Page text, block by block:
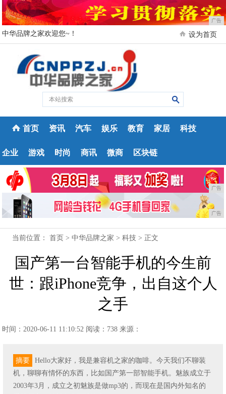
广告
中华品牌之家欢迎您~！ 设为首页
首页 资讯 汽车 娱乐 教育 家居 科技
企业 游戏 时尚 商讯 微商 区块链
广告
广告
当前位置：首页 >中华品牌之家 >科技 > 正文
国产第一台智能手机的今生前
世：跟iPhone竞争，出自这个人
之手
时间：2020-06-11 11:10:52 阅读：738 来源：
摘要
Hello大家好，我是兼容机之家的咖啡。今天我们不聊装
机，聊聊有情怀的东西，比如国产第一部智能手机。魅族成立于
2003年3月，成立之初魅族是做mp3的，而现在是国内外知名的